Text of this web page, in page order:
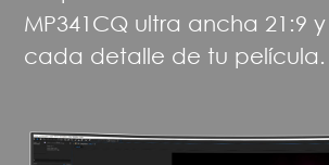
MP341CQ ultra ancha 21:9
cada detalle de tu película.